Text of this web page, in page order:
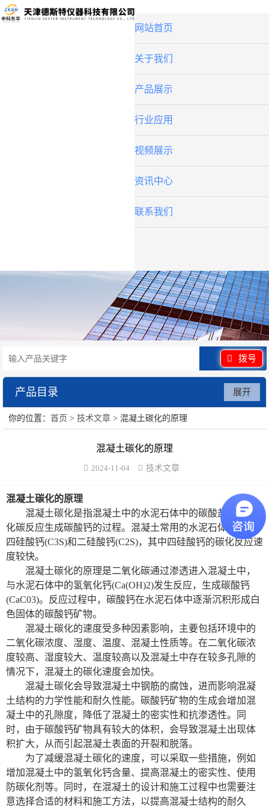
网站首页
关于我们
产品展示
行业应用
视频展示
资讯中心
联系我们
拨号
产品目录
水泥砂浆类试验仪器
防水卷材类试验仪器
陶瓷砖系列
土工类试验仪器
建筑节能类试验仪器
塑料管材检测试验机
展开
你的位置：首页 >技术文章 > 混凝土碳化的原理
混凝土碳化的原理
2024-11-04 技术文章
混凝土碳化的原理
混凝土碳化是指混凝土中的水泥石体中的碳酸盐与二氧
化碳反应生成碳酸钙的过程。混凝土常用的水泥石体主要是
四硅酸钙(C3S)和二硅酸钙(C2S)，其中四硅酸钙的碳化反应速
度较快。
混凝土碳化的原理是二氧化碳通过渗透进入混凝土中，
与水泥石体中的氢氧化钙(Ca(OH)2)发生反应，生成碳酸钙
(CaC03)。反应过程中，碳酸钙在水泥石体中逐渐沉积形成白
色固体的碳酸钙矿物。
混凝土碳化的速度受多种因素影响，主要包括环境中的
二氧化碳浓度、湿度、温度、混凝土性质等。在二氧化碳浓
度较高、湿度较大、温度较高以及混凝土中存在较多孔隙的
情况下，混凝土的碳化速度会加快。
混凝土碳化会导致混凝土中钢筋的腐蚀，进而影响混凝
土结构的力学性能和耐久性能。碳酸钙矿物的生成会增加混
凝土中的孔隙度，降低了混凝土的密实性和抗渗透性。同
时，由于碳酸钙矿物具有较大的体积，会导致混凝土出现体
积扩大，从而引起混凝土表面的开裂和脱落。
为了减缓混凝土碳化的速度，可以采取一些措施，例如
增加混凝土中的氢氧化钙含量、提高混凝土的密实性、使用
防碳化剂等。同时，在混凝土的设计和施工过程中也需要注
意选择合适的材料和施工方法，以提高混凝士结构的耐久